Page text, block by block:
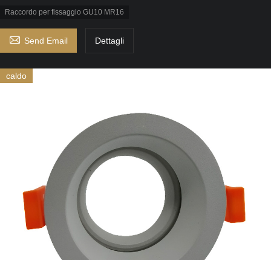
Raccordo per fissaggio GU10 MR16
 Send Email Dettagli
caldo